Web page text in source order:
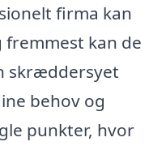
firma kan
fremmest kan de
skræddersyet
behov og
punkter, hvor